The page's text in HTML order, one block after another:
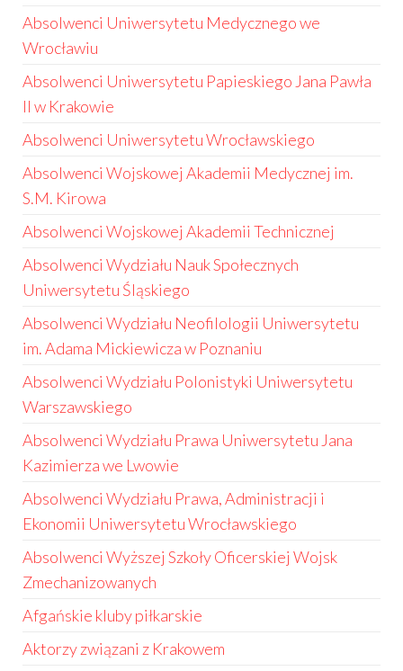
Absolwenci Uniwersytetu Medycznego we
Wrocławiu
Absolwenci Uniwersytetu Papieskiego Jana Pawła
II w Krakowie
Absolwenci Uniwersytetu Wrocławskiego
Absolwenci Wojskowej Akademii Medycznej im.
S.M. Kirowa
Absolwenci Wojskowej Akademii Technicznej
Absolwenci Wydziału Nauk Społecznych
Uniwersytetu Śląskiego
Absolwenci Wydziału Neofilologii Uniwersytetu
im. Adama Mickiewicza w Poznaniu
Absolwenci Wydziału Polonistyki Uniwersytetu
Warszawskiego
Absolwenci Wydziału Prawa Uniwersytetu Jana
Kazimierza we Lwowie
Absolwenci Wydziału Prawa, Administracji i
Ekonomii Uniwersytetu Wrocławskiego
Absolwenci Wyższej Szkoły Oficerskiej Wojsk
Zmechanizowanych
Afgańskie kluby piłkarskie
Aktorzy związani z Krakowem